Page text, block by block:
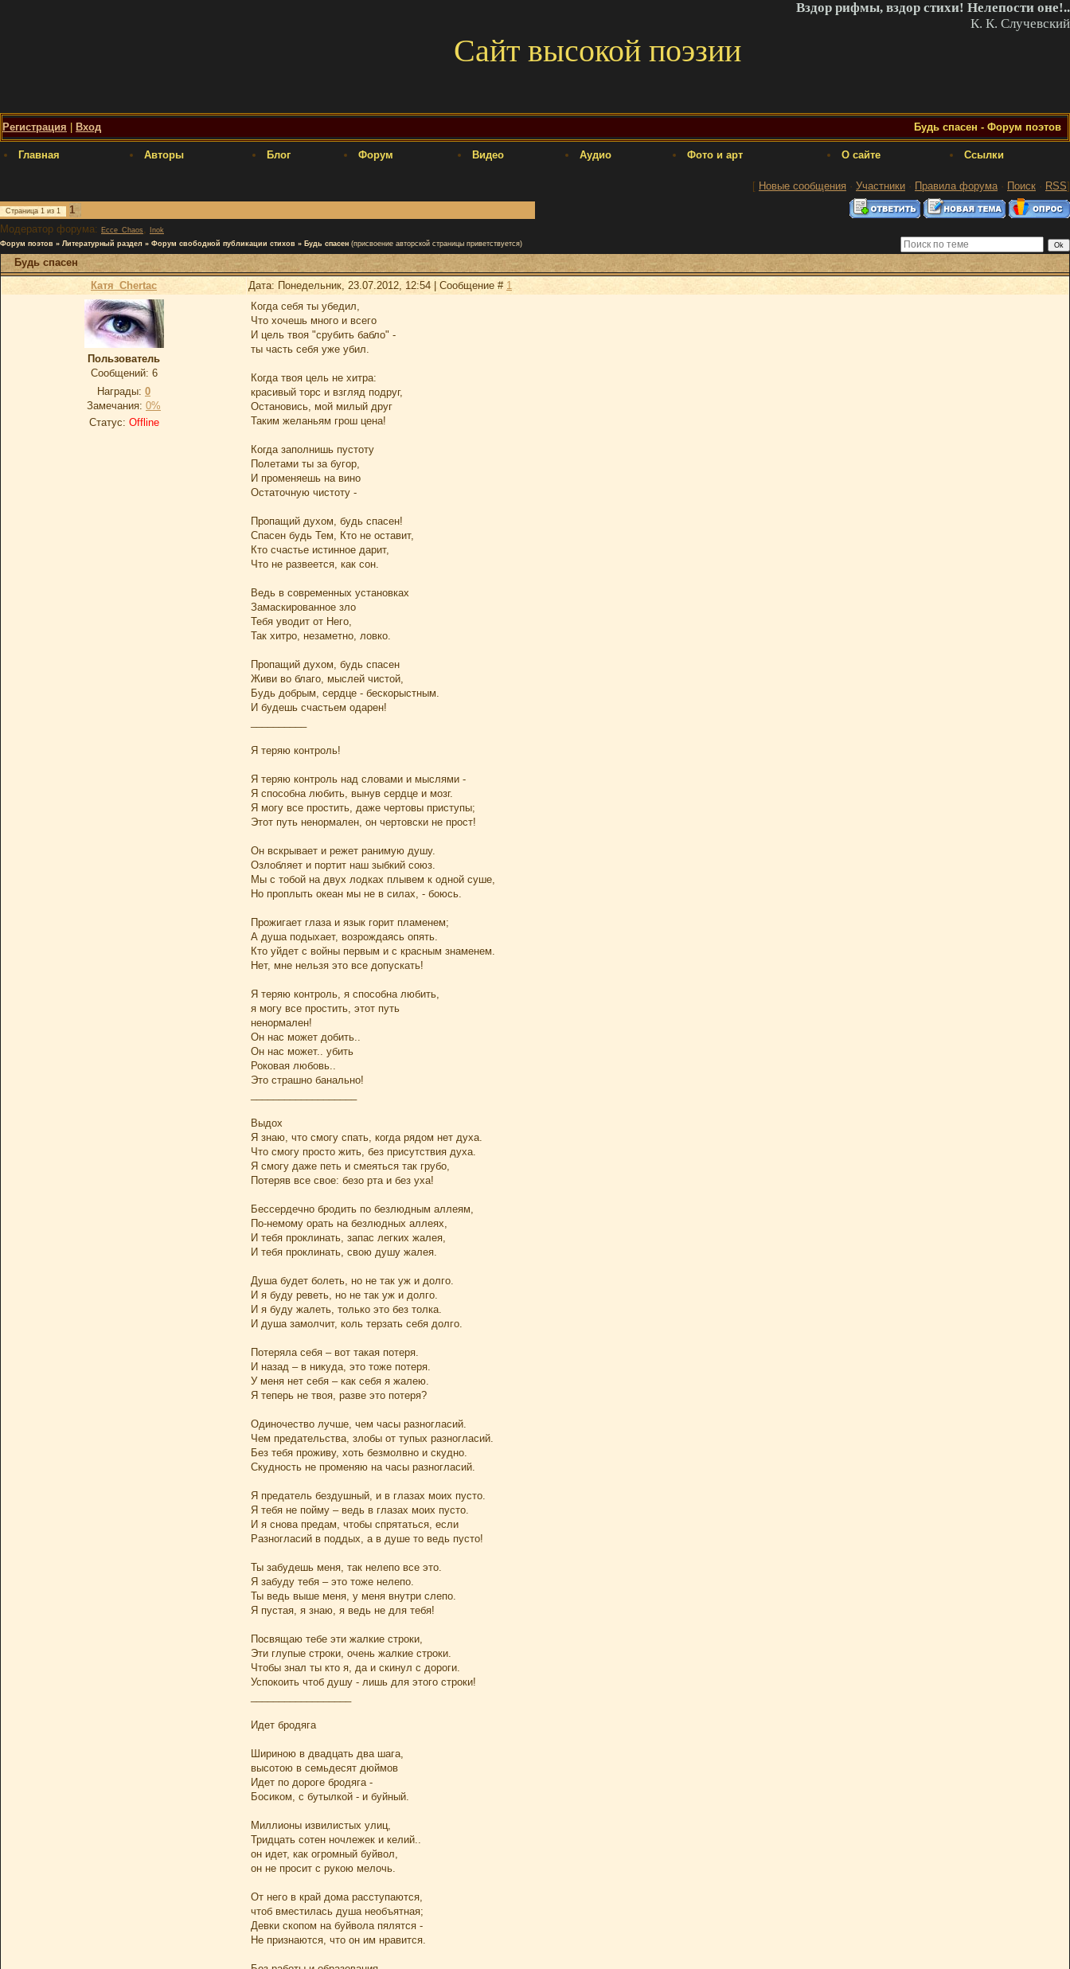
Вздор рифмы, вздор стихи! Нелепости оне!..
К. К. Случевский
Сайт высокой поэзии
Регистрация Вход Будь спасен - Форум поэтов
Главная Авторы Блог Форум Видео Аудио Фото и арт О сайте Ссылки
[ Новые сообщения · Участники · Правила форума· Поиск · RSS]
Страница 1 из 1
1
Модератор форума: Ecce_Chaos ,
Inok
Форум поэтов » Литературный раздел » Форум свободной публикации стихов » Будь спасен (присвоение авторской страницы приветствуется)
Будь спасен
Катя_Chertac
Дата: Понедельник, 23.07.2012, 12:54 | Сообщение # 1
Пользователь
Сообщений: 6
Награды: 0
Замечания: 0%
Статус: Offline
Когда себя ты убедил,
Что хочешь много и всего
И цель твоя "срубить бабло" -
ты часть себя уже убил.
Когда твоя цель не хитра:
красивый торс и взгляд подруг,
Остановись, мой милый друг
Таким желаньям грош цена!
Когда заполнишь пустоту
Полетами ты за бугор,
И променяешь на вино
Остаточную чистоту -
Пропащий духом, будь спасен!
Спасен будь Тем, Кто не оставит,
Кто счастье истинное дарит,
Что не развеется, как сон.
Ведь в современных установках
Замаскированное зло
Тебя уводит от Него,
Так хитро, незаметно, ловко.
Пропащий духом, будь спасен
Живи во благо, мыслей чистой,
Будь добрым, сердце - бескорыстным.
И будешь счастьем одарен!
Я теряю контроль!
Я теряю контроль над словами и мыслями -
Я способна любить, вынув сердце и мозг.
Я могу все простить, даже чертовы приступы;
Этот путь ненормален, он чертовски не прост!
Он вскрывает и режет ранимую душу.
Озлобляет и портит наш зыбкий союз.
Мы с тобой на двух лодках плывем к одной суше,
Но проплыть океан мы не в силах, - боюсь.
Прожигает глаза и язык горит пламенем;
А душа подыхает, возрождаясь опять.
Кто уйдет с войны первым и с красным знаменем.
Нет, мне нельзя это все допускать!
Я теряю контроль, я способна любить,
я могу все простить, этот путь
ненормален!
Он нас может добить..
Он нас может.. убить
Роковая любовь..
Это страшно банально!
Выдох
Я знаю, что смогу спать, когда рядом нет духа.
Что смогу просто жить, без присутствия духа.
Я смогу даже петь и смеяться так грубо,
Потеряв все свое: безо рта и без уха!
Бессердечно бродить по безлюдным аллеям,
По-немому орать на безлюдных аллеях,
И тебя проклинать, запас легких жалея,
И тебя проклинать, свою душу жалея.
Душа будет болеть, но не так уж и долго.
И я буду реветь, но не так уж и долго.
И я буду жалеть, только это без толка.
И душа замолчит, коль терзать себя долго.
Потеряла себя – вот такая потеря.
И назад – в никуда, это тоже потеря.
У меня нет себя – как себя я жалею.
Я теперь не твоя, разве это потеря?
Одиночество лучше, чем часы разногласий.
Чем предательства, злобы от тупых разногласий.
Без тебя проживу, хоть безмолвно и скудно.
Скудность не променяю на часы разногласий.
Я предатель бездушный, и в глазах моих пусто.
Я тебя не пойму – ведь в глазах моих пусто.
И я снова предам, чтобы спрятаться, если
Разногласий в поддых, а в душе то ведь пусто!
Ты забудешь меня, так нелепо все это.
Я забуду тебя – это тоже нелепо.
Ты ведь выше меня, у меня внутри слепо.
Я пустая, я знаю, я ведь не для тебя!
Посвящаю тебе эти жалкие строки,
Эти глупые строки, очень жалкие строки.
Чтобы знал ты кто я, да и скинул с дороги.
Успокоить чтоб душу - лишь для этого строки!
Идет бродяга
Шириною в двадцать два шага,
высотою в семьдесят дюймов
Идет по дороге бродяга -
Босиком, с бутылкой - и буйный.
Миллионы извилистых улиц,
Тридцать сотен ночлежек и келий..
он идет, как огромный буйвол,
он не просит с рукою мелочь.
От него в край дома расступаются,
чтоб вместилась душа необъятная;
Девки скопом на буйвола пялятся -
Не признаются, что он им нравится.